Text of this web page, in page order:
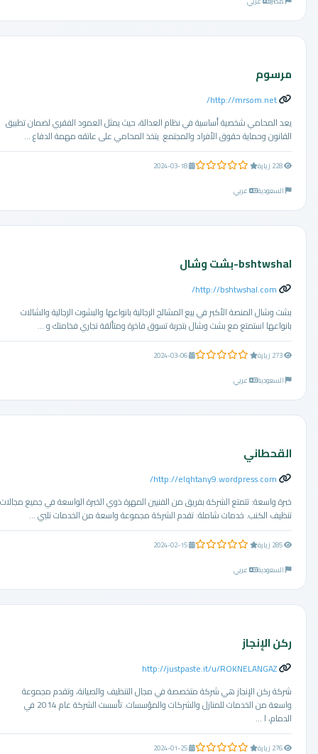
مرسوم
http://mrsom.net/
يعد المحامي شخصية أساسية في نظام العدالة، حيث يمثل العمود الفقري لضمان تطبيق
القانون وحماية حقوق الأفراد والمجتمع. يتخذ المحامي على عاتقه مهمة الدفاع ...
0.0 من 5 نجوم
2024-03-18
السعودية
عربي
bshtwshal-بشت وشال
http://bshtwshal.com/
بشت وشال المنصة الأكبر في بيع المشالح الرجالية بانواعها والبشوت الرجالية والشالات
بانواعها استمتع مع بشت وشال بتجربة تسوق فاخرة ومتألقة تجاري فخامتك و ...
0.0 من 5 نجوم
2024-03-06
السعودية
عربي
القحطاني
http://elqhtany9.wordpress.com/
خبرة واسعة: تتمتع الشركة بفريق من الفنيين المهرة ذوي الخبرة الواسعة في جميع مجالات
تنظيف الكنب. خدمات شاملة: تقدم الشركة مجموعة واسعة من الخدمات تلبي ...
0.0 من 5 نجوم
2024-02-15
السعودية
عربي
ركن الإنجاز
http://justpaste.it/u/ROKNELANGAZ
شركة ركن الإنجاز هي شركة متخصصة في مجال التنظيف والصيانة، وتقدم مجموعة
واسعة من الخدمات للمنازل والشركات والمؤسسات. تأسست الشركة عام 2014 في
الدمام، ا ...
0.0 من 5 نجوم 2024-01-25